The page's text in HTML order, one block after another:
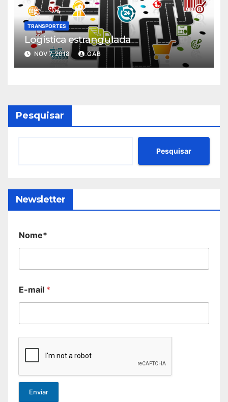
TRANSPORTES
Logística estrangulada
NOV 7, 2018 GAB
Pesquisar
Pesquisar
Newsletter
Nome*
E-mail *
Enviar